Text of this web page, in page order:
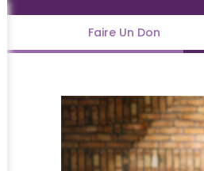
Faire Un Don